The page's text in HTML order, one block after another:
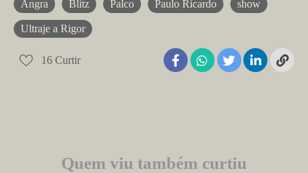
Angra Blitz Palco Paulo Ricardo show
Ultraje a Rigor
16 Curtir
Quem viu também curtiu